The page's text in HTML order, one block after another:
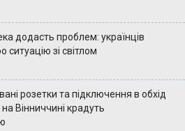
додасть проблем: українців
ситуацію зі світлом
розетки та підключення в обхід
на Вінниччині крадуть